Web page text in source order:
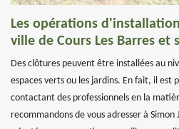
Les opérations
ville de Cours Les Barres et
Des clôtures peuvent être installées au
espaces verts ou les jardins. En fait, il est
contactant des professionnels en la
recommandons de vous adresser à